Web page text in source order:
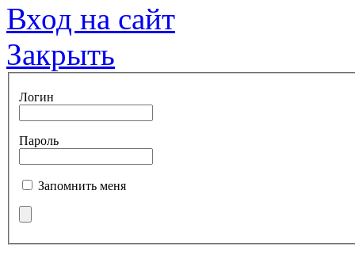
Вход на сайт
Закрыть
Логин
Пароль
Запомнить меня